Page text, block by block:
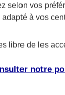
selon vos
adapté à vos
libre de les
notre